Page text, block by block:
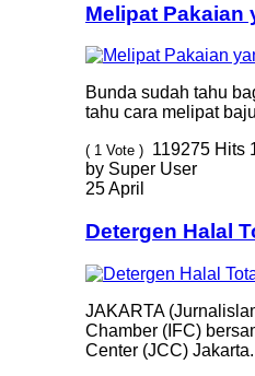
Melipat Pakaian
Bunda sudah tahu
tahu cara melipat
( 1 Vote ) 119275 Hits
by Super User
25 April
Detergen Halal
JAKARTA
Chamber (IFC)
Center (JCC) Jakarta.